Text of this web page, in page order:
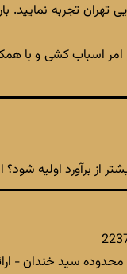
تهران تجربه
از برآورد اولیه
سید خندان -